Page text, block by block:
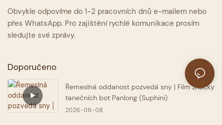
Obvykle odpovíme do 1-2 pracovních dnů e-mailem nebo
přes WhatsApp. Pro zajištění rychlé komunikace prosím
sledujte své zprávy.
Doporučeno
Řemeslná oddanost pozvedá sny | Film značky
tanečních bot Panlong (Suphini)
2026 06 08